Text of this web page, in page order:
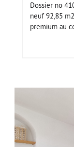
Dossier no
neuf 92,85
premium au